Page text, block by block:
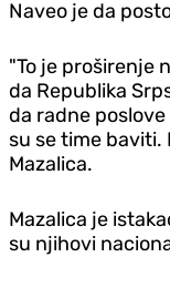
Naveo je da
"To je proširenje
da Republika
da radne
su se time baviti.
Mazalica.
Mazalica je
su njihovi